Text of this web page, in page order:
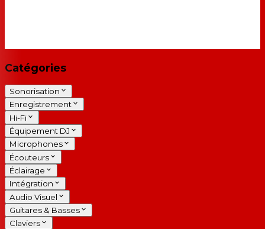
Catégories
Sonorisation
Enregistrement
Hi-Fi
Équipement DJ
Microphones
Écouteurs
Éclairage
Intégration
Audio Visuel
Guitares & Basses
Claviers